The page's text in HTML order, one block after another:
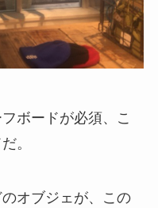
ボードが必須、こ
。
オブジェが、この